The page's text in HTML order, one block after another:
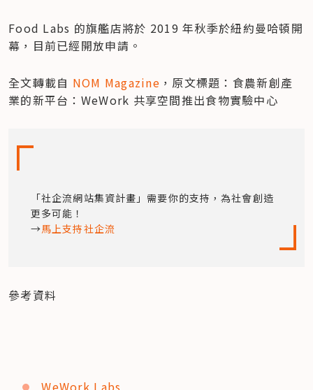
Food Labs 的旗艦店將於 2019 年秋季於紐約曼哈頓開
幕，目前已經開放申請。
全文轉載自 NOM Magazine ，原文標題：食農新創產
業的新平台：WeWork 共享空間推出食物實驗中心
「社企流網站集資計畫」需要你的支持，為社會創造
更多可能！
→馬上支持社企流
參考資料
WeWork Labs